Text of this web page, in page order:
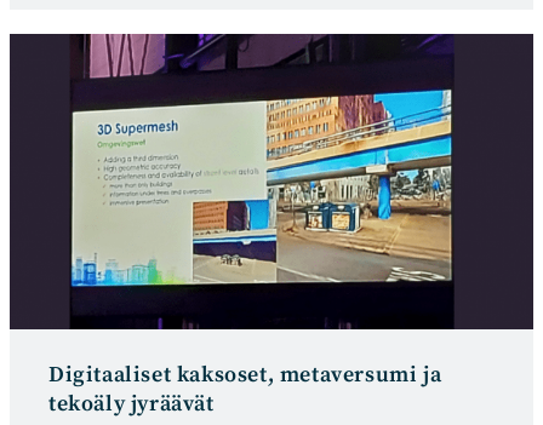
Digitaaliset kaksoset, metaversumi ja
tekoäly jyräävät